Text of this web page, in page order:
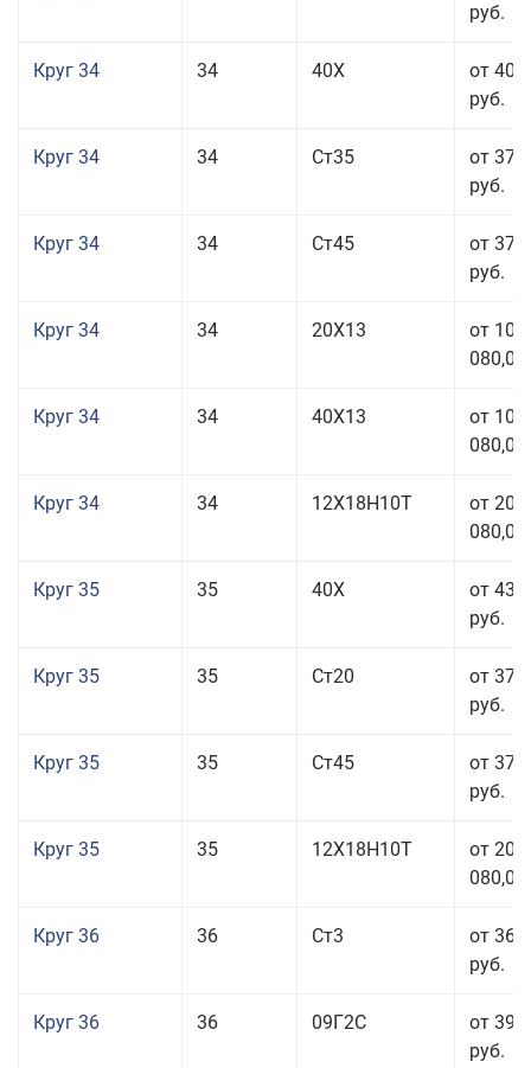
руб.
Круг 34 34 40Х
от 40
руб.
Круг 34 34 Ст35
от 37
руб.
Круг 34 34 Ст45
от 37
руб.
Круг 34 34 20Х13
от 101
080,00
Круг 34 34 40Х13
от 101
080,00
Круг 34 34 12Х18Н10Т
от 208
080,00
Круг 35 35 40Х
от 43
руб.
Круг 35 35 Ст20
от 37
руб.
Круг 35 35 Ст45
от 37
руб.
Круг 35 35 12Х18Н10Т
от 208
080,00
Круг 36 36 Ст3
от 36
руб.
Круг 36 36 09Г2С
от 39
руб.